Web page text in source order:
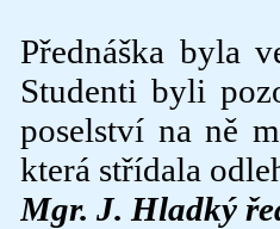
Přednáška byla
Studenti byli
poselství na ně
která střídala
Mgr. J. Hladký